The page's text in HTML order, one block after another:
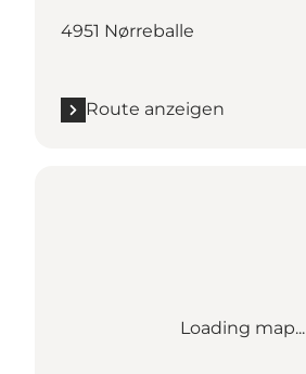
4951 Nørreballe
Route anzeigen
Loading map...